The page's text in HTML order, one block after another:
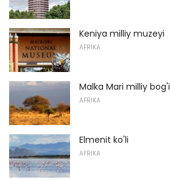
Keniya milliy muzeyi
AFRIKA
Malka Mari milliy bog'i
AFRIKA
Elmenit ko'li
AFRIKA